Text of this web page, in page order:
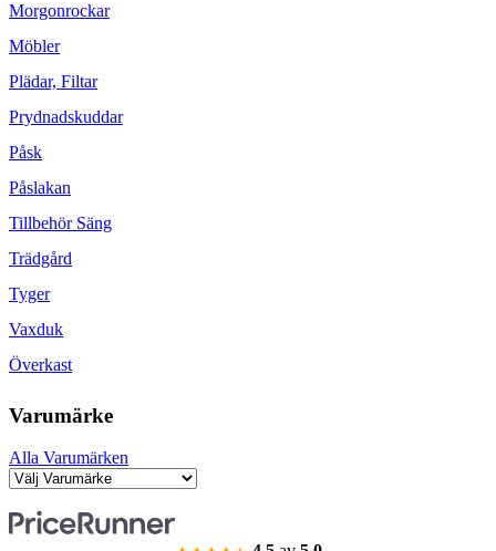
Morgonrockar
Möbler
Plädar, Filtar
Prydnadskuddar
Påsk
Påslakan
Tillbehör Säng
Trädgård
Tyger
Vaxduk
Överkast
Varumärke
Alla Varumärken